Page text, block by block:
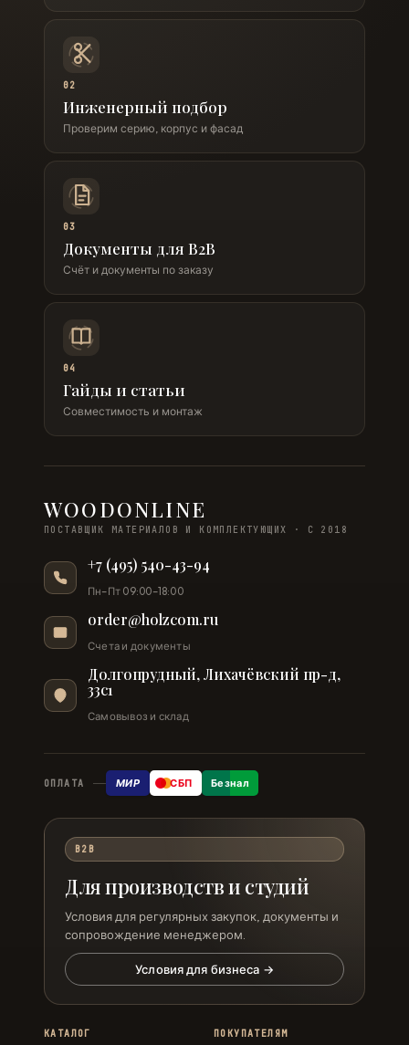
02
Инженерный подбор
Проверим серию, корпус и фасад
03
Документы для B2B
Счёт и документы по заказу
04
Гайды и статьи
Совместимость и монтаж
WOODONLINE
ПОСТАВЩИК МАТЕРИАЛОВ И КОМПЛЕКТУЮЩИХ · С 2018
+7 (495) 540-43-94
Пн–Пт 09:00–18:00
order@holzcom.ru
Счета и документы
Долгопрудный, Лихачёвский пр-д,
33с1
Самовывоз и склад
ОПЛАТА МИР СБП Безнал
B2B
Для производств и студий
Условия для регулярных закупок, документы и
сопровождение менеджером.
Условия для бизнеса →
КАТАЛОГ ПОКУПАТЕЛЯМ